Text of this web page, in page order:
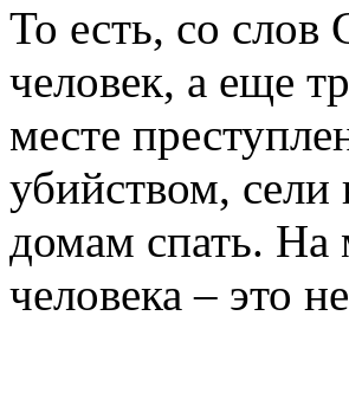
То есть, со
человек, а еще
месте
убийством,
домам спать. На
человека – это